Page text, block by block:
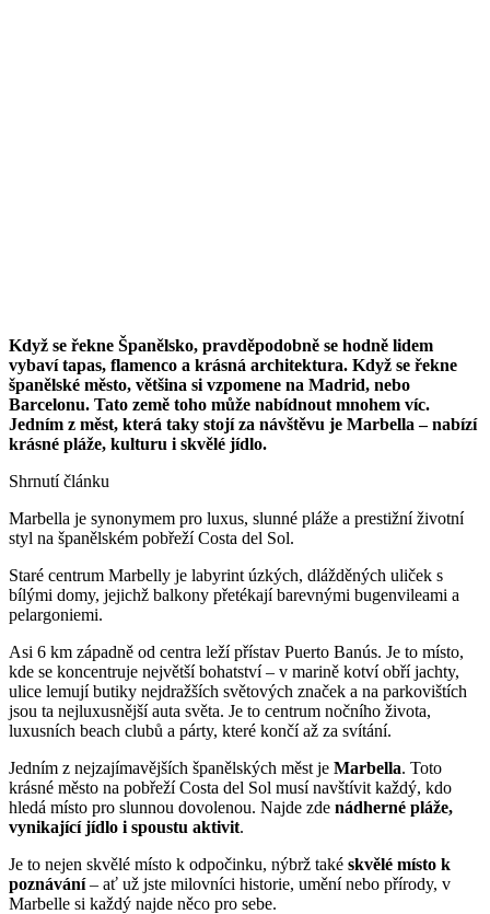
Když se řekne Španělsko, pravděpodobně se hodně lidem
vybaví tapas, flamenco a krásná architektura. Když se řekne
španělské město, většina si vzpomene na Madrid, nebo
Barcelonu. Tato země toho může nabídnout mnohem víc.
Jedním z měst, která taky stojí za návštěvu je Marbella – nabízí
krásné pláže, kulturu i skvělé jídlo.
Shrnutí článku
Marbella je synonymem pro luxus, slunné pláže a prestižní životní
styl na španělském pobřeží Costa del Sol.
Staré centrum Marbelly je labyrint úzkých, dlážděných uliček s
bílými domy, jejichž balkony přetékají barevnými bugenvileami a
pelargoniemi.
Asi 6 km západně od centra leží přístav Puerto Banús. Je to místo,
kde se koncentruje největší bohatství – v marině kotví obří jachty,
ulice lemují butiky nejdražších světových značek a na parkovištích
jsou ta nejluxusnější auta světa. Je to centrum nočního života,
luxusních beach clubů a párty, které končí až za svítání.
Jedním z nejzajímavějších španělských měst je Marbella. Toto
krásné město na pobřeží Costa del Sol musí navštívit každý, kdo
hledá místo pro slunnou dovolenou. Najde zde nádherné pláže,
vynikající jídlo i spoustu aktivit.
Je to nejen skvělé místo k odpočinku, nýbrž také skvělé místo k
poznávání– ať už jste milovníci historie, umění nebo přírody, v
Marbelle si každý najde něco pro sebe.